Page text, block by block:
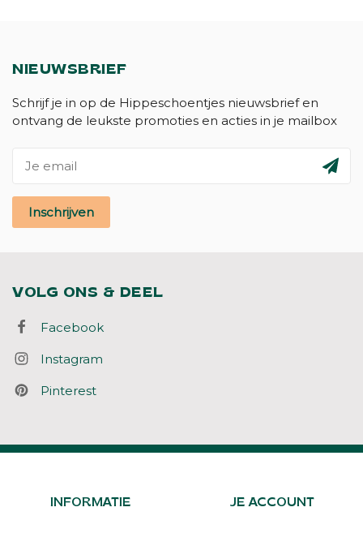
NIEUWSBRIEF
Schrijf je in op de Hippeschoentjes nieuwsbrief en
ontvang de leukste promoties en acties in je mailbox
Inschrijven
VOLG ONS & DEEL
Facebook
Instagram
Pinterest
INFORMATIE JE ACCOUNT